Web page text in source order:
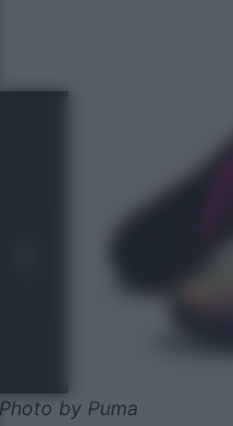
Photo by Puma